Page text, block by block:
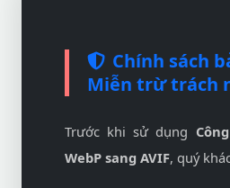
Chính sách
Miễn trừ trách
Trước khi sử dụng
WebP sang AVIF, quý